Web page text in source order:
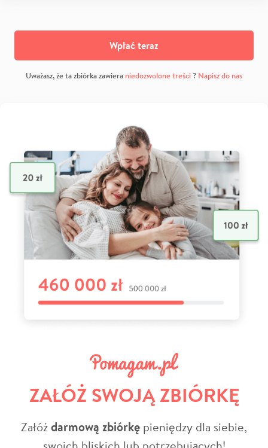
Wpłać teraz
Uważasz, że ta zbiórka zawiera niedozwolone treści? Napisz do nas
ZAŁÓŻ SWOJĄ ZBIÓRKĘ
Załóżdarmową zbiórkę pieniędzy dla siebie,
swoich bliskich lub potrzebujących!